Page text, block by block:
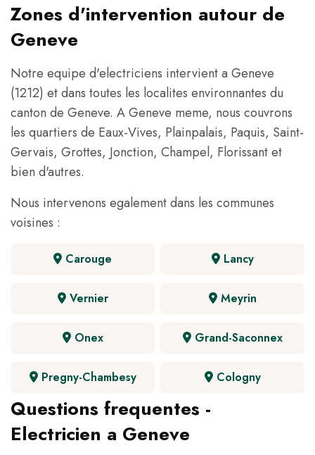
Zones d'intervention autour de
Geneve
Notre equipe d'electriciens intervient a Geneve
(1212) et dans toutes les localites environnantes du
canton de Geneve. A Geneve meme, nous couvrons
les quartiers de Eaux-Vives, Plainpalais, Paquis, Saint-
Gervais, Grottes, Jonction, Champel, Florissant et
bien d'autres.
Nous intervenons egalement dans les communes
voisines :
Carouge Lancy
Vernier Meyrin
Onex Grand-Saconnex
Pregny-Chambesy Cologny
Questions frequentes -
Electricien a Geneve